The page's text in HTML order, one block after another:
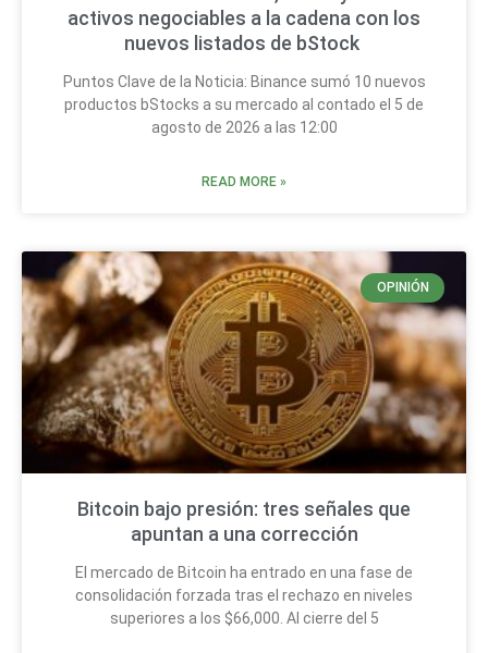
activos negociables a la cadena con los
nuevos listados de bStock
Puntos Clave de la Noticia: Binance sumó 10 nuevos
productos bStocks a su mercado al contado el 5 de
agosto de 2026 a las 12:00
READ MORE »
OPINIÓN
Bitcoin bajo presión: tres señales que
apuntan a una corrección
El mercado de Bitcoin ha entrado en una fase de
consolidación forzada tras el rechazo en niveles
superiores a los $66,000. Al cierre del 5